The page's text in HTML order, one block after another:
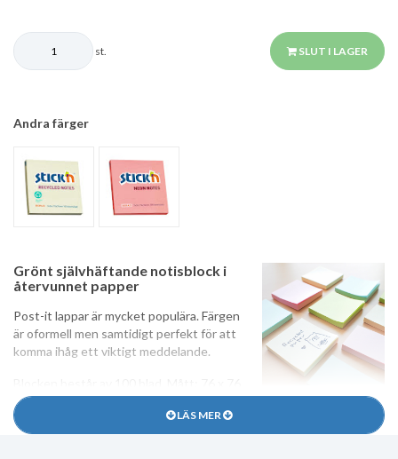
st. SLUT I LAGER
Andra färger
Grönt självhäftande notisblock i
återvunnet papper
Post-it lappar är mycket populära. Färgen
är oformell men samtidigt perfekt för att
komma ihåg ett viktigt meddelande.
mm. Producerat i 100% återvunnet papper!
Typ Post-it / Sticky Note
LÄS MER